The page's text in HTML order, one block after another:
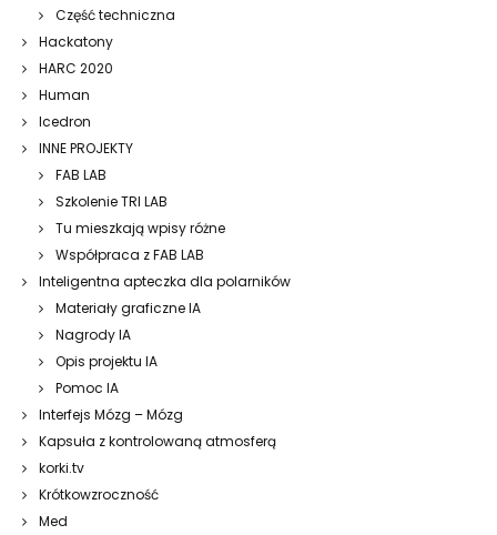
Część techniczna
Hackatony
HARC 2020
Human
Icedron
INNE PROJEKTY
FAB LAB
Szkolenie TRI LAB
Tu mieszkają wpisy różne
Współpraca z FAB LAB
Inteligentna apteczka dla polarników
Materiały graficzne IA
Nagrody IA
Opis projektu IA
Pomoc IA
Interfejs Mózg – Mózg
Kapsuła z kontrolowaną atmosferą
korki.tv
Krótkowzroczność
Med